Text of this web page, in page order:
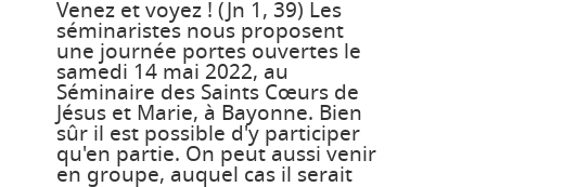
Venez et voyez ! (Jn 1, 39) Les
séminaristes nous proposent
une journée portes ouvertes le
samedi 14 mai 2022, au
Séminaire des Saints Cœurs de
Jésus et Marie, à Bayonne. Bien
sûr il est possible d'y participer
qu'en partie. On peut aussi venir
en groupe, auquel cas il serait